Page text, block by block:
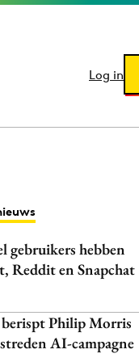
Log in
Log in
gebruikers hebben
Reddit en Snapchat
Philip Morris
AI-campagne